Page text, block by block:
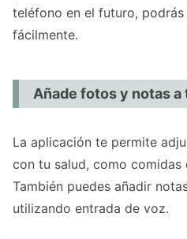
teléfono en el futuro,
fácilmente.
Añade fotos y notas
La aplicación te permite
con tu salud, como
También puedes añadir
utilizando entrada de voz.